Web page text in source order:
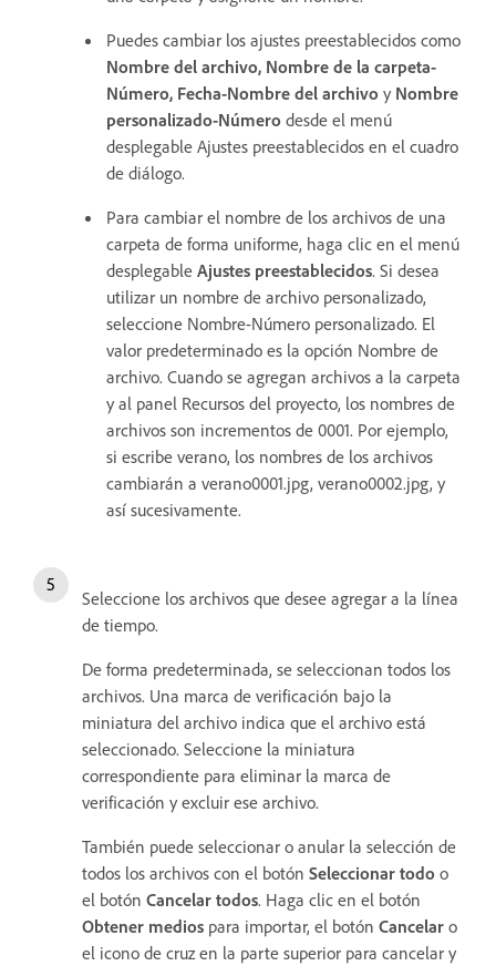
Puedes cambiar los ajustes preestablecidos como
Nombre del archivo, Nombre de la carpeta-
Número, Fecha-Nombre del archivo y Nombre
personalizado-Número desde el menú
desplegable Ajustes preestablecidos en el cuadro
de diálogo.
Para cambiar el nombre de los archivos de una
carpeta de forma uniforme, haga clic en el menú
desplegable Ajustes preestablecidos. Si desea
utilizar un nombre de archivo personalizado,
seleccione Nombre-Número personalizado. El
valor predeterminado es la opción Nombre de
archivo. Cuando se agregan archivos a la carpeta
y al panel Recursos del proyecto, los nombres de
archivos son incrementos de 0001. Por ejemplo,
si escribe verano, los nombres de los archivos
cambiarán a verano0001.jpg, verano0002.jpg, y
así sucesivamente.
Seleccione los archivos que desee agregar a la línea
de tiempo.
De forma predeterminada, se seleccionan todos los
archivos. Una marca de verificación bajo la
miniatura del archivo indica que el archivo está
seleccionado. Seleccione la miniatura
correspondiente para eliminar la marca de
verificación y excluir ese archivo.
También puede seleccionar o anular la selección de
todos los archivos con el botón Seleccionar todo o
el botón Cancelar todos. Haga clic en el botón
Obtener medios para importar, el botón Cancelar o
el icono de cruz en la parte superior para cancelar y